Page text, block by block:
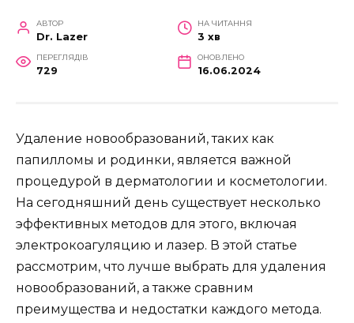
АВТОР
Dr. Lazer
НА ЧИТАННЯ
3 хв
ПЕРЕГЛЯДІВ
729
ОНОВЛЕНО
16.06.2024
Удаление новообразований, таких как
папилломы и родинки, является важной
процедурой в дерматологии и косметологии.
На сегодняшний день существует несколько
эффективных методов для этого, включая
электрокоагуляцию и лазер. В этой статье
рассмотрим, что лучше выбрать для удаления
новообразований, а также сравним
преимущества и недостатки каждого метода.